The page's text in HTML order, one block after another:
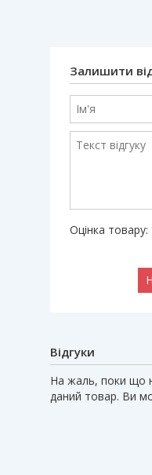
Залишити
Оцінка товару:
Відгуки
На жаль, поки що
даний товар. Ви